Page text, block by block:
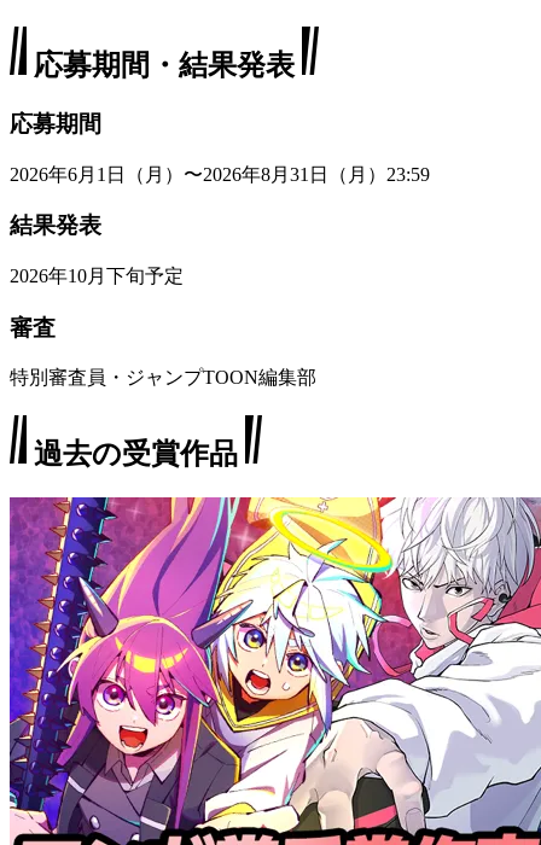
応募期間・結果発表
応募期間
2026年6月1日（月）〜2026年8月31日（月）23:59
結果発表
2026年10月下旬予定
審査
特別審査員・ジャンプTOON編集部
過去の受賞作品